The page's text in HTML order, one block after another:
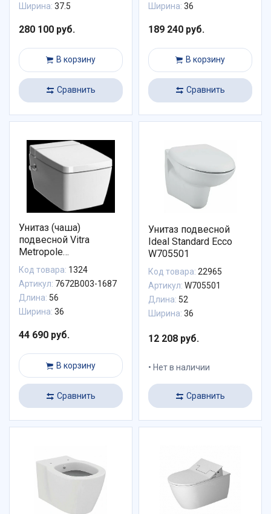
Ширина: 37.5
280 100 руб.
В корзину
Сравнить
Ширина: 36
189 240 руб.
В корзину
Сравнить
Унитаз (чаша)
подвесной Vitra
Metropole
безободковый,
смеситель биде,
с отделением для
чистящей жидкости
7672В003-1687
Код товара: 1324
Артикул: 7672B003-1687
Длина: 56
Ширина: 36
44 690 руб.
В корзину
Сравнить
Унитаз подвесной
Ideal Standard Ecco
W705501
Код товара: 22965
Артикул: W705501
Длина: 52
Ширина: 36
12 208 руб.
Нет в наличии
Сравнить